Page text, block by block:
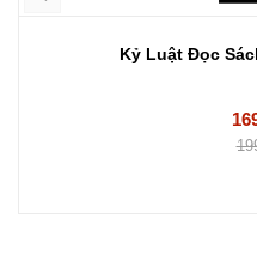
Kỷ Luật Đọc